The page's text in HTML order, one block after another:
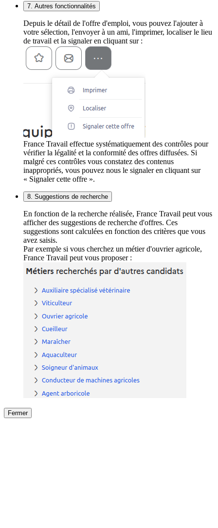
7. Autres fonctionnalités
Depuis le détail de l'offre d'emploi, vous pouvez l'ajouter à
votre sélection, l'envoyer à un ami, l'imprimer, localiser le lieu
de travail et la signaler en cliquant sur :
France Travail effectue systématiquement des contrôles pour
vérifier la légalité et la conformité des offres diffusées. Si
malgré ces contrôles vous constatez des contenus
inappropriés, vous pouvez nous le signaler en cliquant sur
« Signaler cette offre ».
8. Suggestions de recherche
En fonction de la recherche réalisée, France Travail peut vous
afficher des suggestions de recherche d'offres. Ces
suggestions sont calculées en fonction des critères que vous
avez saisis.
Par exemple si vous cherchez un métier d'ouvrier agricole,
France Travail peut vous proposer :
Fermer